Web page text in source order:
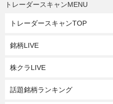
トレーダースキャンMENU
トレーダースキャンTOP
銘柄LIVE
株クラLIVE
話題銘柄ランキング